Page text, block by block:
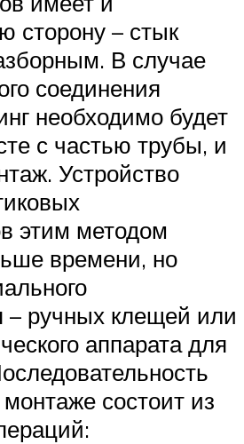
сторону – стык
В случае
соединения
необходимо будет
с частью трубы, и
Устройство
этим методом
времени, но
– ручных клещей или
аппарата для
состоит из